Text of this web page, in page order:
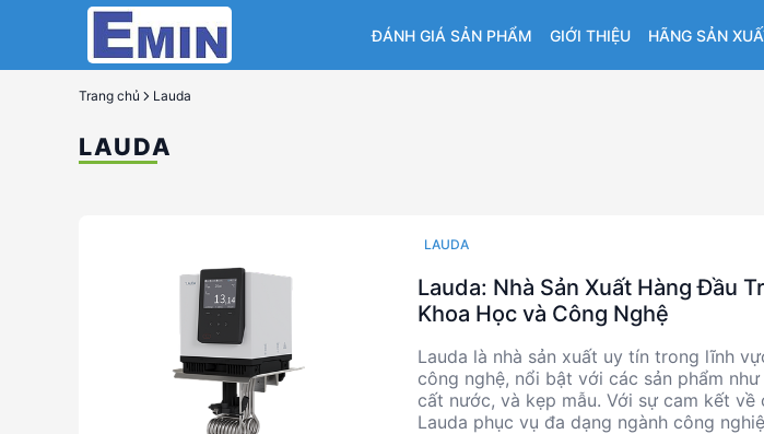
ĐÁNH GIÁ SẢN PHẨM GIỚI THIỆU HÃNG SẢN
Trang chủ Lauda
LAUDA
LAUDA
Lauda: Nhà Sản Xuất Hàng Đầu
Khoa Học và Công Nghệ
Lauda là nhà sản xuất uy tín trong lĩnh
công nghệ, nổi bật với các sản phẩm
cất nước, và kẹp mẫu. Với sự cam kết về
Lauda phục vụ đa dạng ngành công